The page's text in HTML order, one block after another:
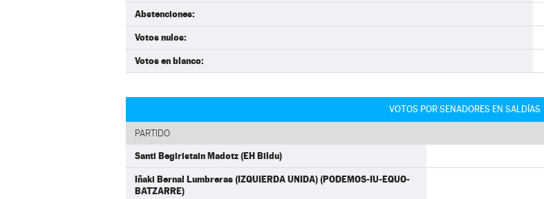
Abstenciones:
Votos nulos:
Votos en blanco:
VOTOS POR SENADORES EN SALDÍAS
PARTIDO
Santi Begiristain Madotz (EH Bildu)
Iñaki Bernal Lumbreras (IZQUIERDA UNIDA) (PODEMOS-IU-EQUO-
BATZARRE)